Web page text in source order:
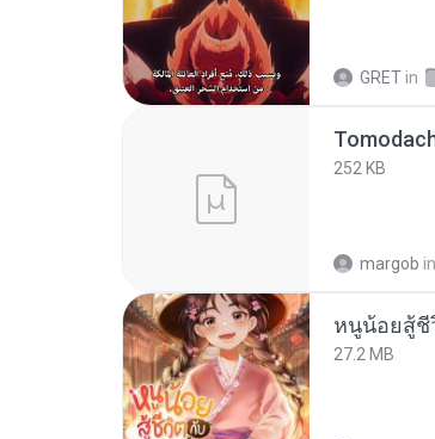
GRET in
252 KB
margob in
27.2 MB